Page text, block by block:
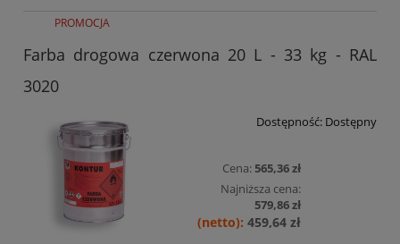
Farba drogowa czerwona 20 L - 33 kg - RAL
3020
Dostępność: Dostępny
Cena:565,36 zł
Najniższa cena:
579,86 zł
459,64 zł
PROMOCJA